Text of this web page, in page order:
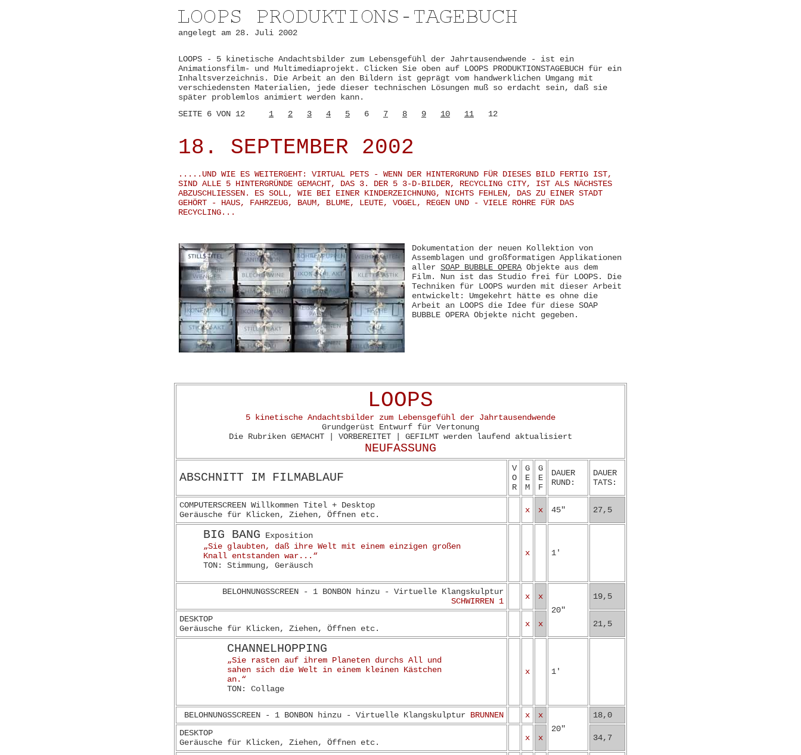
angelegt am 28. Juli 2002
LOOPS - 5 kinetische Andachtsbilder zum Lebensgefühl der Jahrtausendwende - ist ein
Animationsfilm- und Multimediaprojekt. Clicken Sie oben auf LOOPS PRODUKTIONSTAGEBUCH für ein
Inhaltsverzeichnis. Die Arbeit an den Bildern ist geprägt vom handwerklichen Umgang mit
verschiedensten Materialien, jede dieser technischen Lösungen muß so erdacht sein, daß sie
später problemlos animiert werden kann.
SEITE 6 VON 12 1 2 3 4 5 6 7 8 9 10 11 12
18. SEPTEMBER 2002
.....UND WIE ES WEITERGEHT: VIRTUAL PETS - WENN DER HINTERGRUND FÜR DIESES BILD FERTIG IST,
SIND ALLE 5 HINTERGRÜNDE GEMACHT, DAS 3. DER 5 3-D-BILDER, RECYCLING CITY, IST ALS NÄCHSTES
ABZUSCHLIESSEN. ES SOLL, WIE BEI EINER KINDERZEICHNUNG, NICHTS FEHLEN, DAS ZU EINER STADT
GEHÖRT - HAUS, FAHRZEUG, BAUM, BLUME, LEUTE, VOGEL, REGEN UND - VIELE ROHRE FÜR DAS
RECYCLING...
Dokumentation der neuen Kollektion von
Assemblagen und großformatigen Applikationen
aller SOAP BUBBLE OPERAObjekte aus dem
Film. Nun ist das Studio frei für LOOPS. Die
Techniken für LOOPS wurden mit dieser Arbeit
entwickelt: Umgekehrt hätte es ohne die
Arbeit an LOOPS die Idee für diese SOAP
BUBBLE OPERA Objekte nicht gegeben.
LOOPS
5 kinetische Andachtsbilder zum Lebensgefühl der Jahrtausendwende
Grundgerüst Entwurf für Vertonung
Die Rubriken GEMACHT | VORBEREITET | GEFILMT werden laufend aktualisiert
NEUFASSUNG
ABSCHNITT IM FILMABLAUF
V
O
R
G
E
M
G
E
F
DAUER
RUND:
DAUER
TATS:
COMPUTERSCREEN Willkommen Titel + Desktop
Geräusche für Klicken, Ziehen, Öffnen etc.
x x 45" 27,5
BIG BANG Exposition
„Sie glaubten, daß ihre Welt mit einem einzigen großen
Knall entstanden war...“
TON: Stimmung, Geräusch
x 1'
BELOHNUNGSSCREEN - 1 BONBON hinzu - Virtuelle Klangskulptur
SCHWIRREN 1
x
x
20"
19,5
DESKTOP
Geräusche für Klicken, Ziehen, Öffnen etc.
x x 21,5
CHANNELHOPPING
„Sie rasten auf ihrem Planeten durchs All und
sahen sich die Welt in einem kleinen Kästchen
an.“
TON: Collage
x 1'
BELOHNUNGSSCREEN - 1 BONBON hinzu - Virtuelle Klangskulptur BRUNNEN x
x
20"
18,0
DESKTOP
Geräusche für Klicken, Ziehen, Öffnen etc.
x x 34,7